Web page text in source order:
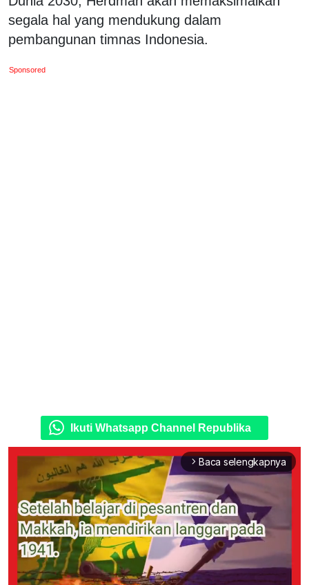
segala hal yang mendukung dalam
pembangunan timnas Indonesia.
Sponsored
Ikuti Whatsapp Channel Republika
arrow_forward_ios Baca selengkapnya